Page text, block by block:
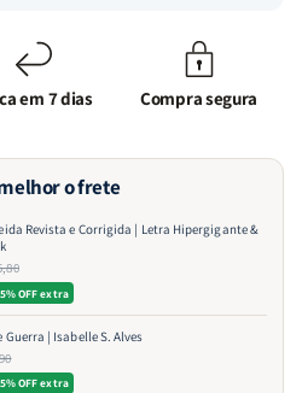
em 7 dias Compra segura
o frete
Revista e Corrigida | Letra Hipergigante &
OFF extra
| Isabelle S. Alves
OFF extra